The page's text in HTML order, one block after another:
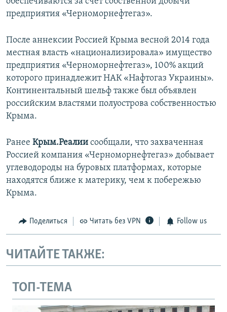
предприятия «Черноморнефтегаз».
После аннексии Россией Крыма весной 2014 года
местная власть «национализировала» имущество
предприятия «Черноморнефтегаз», 100% акций
которого принадлежит НАК «Нафтогаз Украины».
Континентальный шельф также был объявлен
российским властями полуострова собственностью
Крыма.
Ранее Крым.Реалии сообщали, что захваченная
Россией компания «Черноморнефтегаз» добывает
углеводороды на буровых платформах, которые
находятся ближе к материку, чем к побережью
Крыма.
Поделиться Читать без VPN Follow us
ЧИТАЙТЕ ТАКЖЕ:
ТОП-ТЕМА